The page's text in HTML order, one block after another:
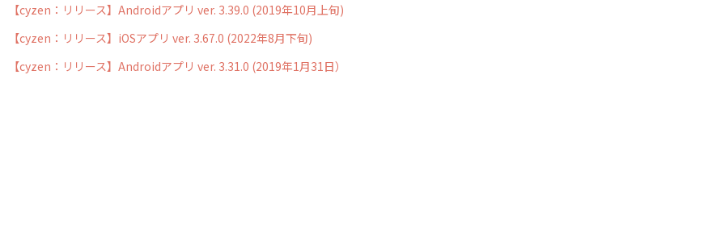
【cyzen：リリース】Androidアプリ ver. 3.39.0 (2019年10月上旬)
【cyzen：リリース】iOSアプリ ver. 3.67.0 (2022年8月下旬)
【cyzen：リリース】Androidアプリ ver. 3.31.0 (2019年1月31日）